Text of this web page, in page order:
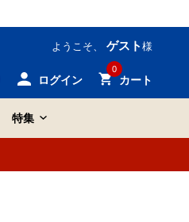
ようこそ、 ゲスト 様
ログイン
0
カート
特集